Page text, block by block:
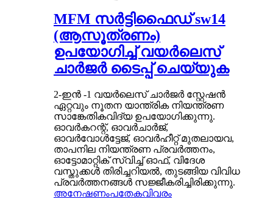
MFM സർട്ടിഫൈഡ് sw14
(ആസൂത്രണം)
ഉപയോഗിച്ച് വയർലെസ്
ചാർജർ ടൈപ്പ് ചെയ്യുക
2-ഇൻ -1 വയർലെസ് ചാർജർ സ്റ്റേഷൻ
ഏറ്റവും നൂതന യാന്ത്രിക നിയന്ത്രണ
സാങ്കേതികവിദ്യ ഉപയോഗിക്കുന്നു.
ഓവർകറന്റ്, ഓവർചാർജ്,
ഓവർവോൾട്ടേജ്, ഓവർഹീറ്റ് മുതലായവ,
താപനില നിയന്ത്രണ പ്രവർത്തനം,
ഓട്ടോമാറ്റിക് സ്വിച്ച് ഓഫ്, വിദേശ
വസ്തുക്കൾ തിരിച്ചറിയൽ, തുടങ്ങിയ വിവിധ
പ്രവർത്തനങ്ങൾ സജ്ജീകരിച്ചിരിക്കുന്നു.
അനേഷണംപതേകവിവരം